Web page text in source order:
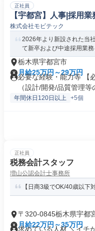
正社員
【宇都宮】人事|採用
株式会社モビテック
2026年より新設された当
て新卒および中途採用業務
栃木県宇都宮市
月給25万円～29万円
必要な経験・能力等 【
（設計/開発/品質管理等
年間休日120日以上 +5個
正社員
税務会計スタッフ
増山公認会計士事務所
【日商3級でOK/40歳以下
〒320-0845栃木県宇都
月給22万円～35万円
求めている人材 ＼イチ